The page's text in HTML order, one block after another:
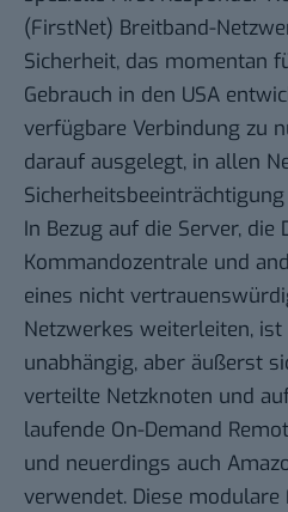
(FirstNet) Breitband-
Sicherheit, das momentan
Gebrauch in den USA
verfügbare Verbindung zu
darauf ausgelegt, in allen
In Bezug auf die Server,
Kommandozentrale und
eines nicht
Netzwerkes weiterleiten, ist
unabhängig, aber äußerst
verteilte Netzknoten und
laufende On-Demand
und neuerdings auch
verwendet. Diese